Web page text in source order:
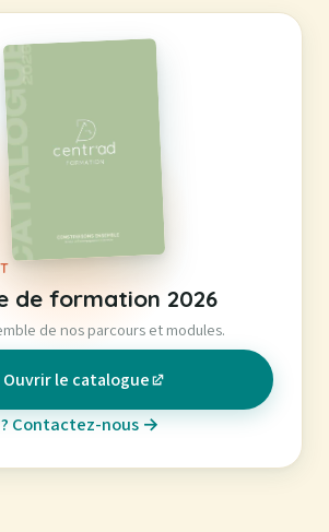
de formation 2026
de nos parcours et modules.
Ouvrir le catalogue
(nouvel onglet)
Contactez-nous →